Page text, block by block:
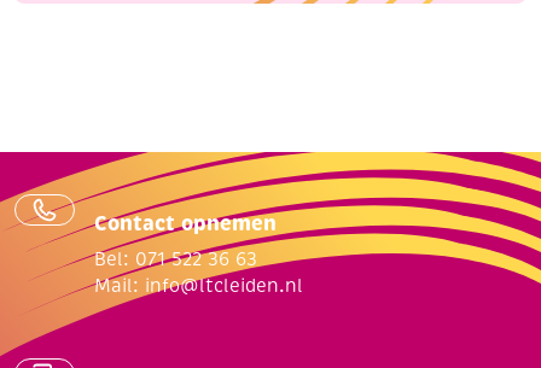
Contact opnemen
Bel: 071 522 36 63
Mail: info@ltcleiden.nl